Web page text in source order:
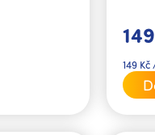
Měrná
cena:
149 Kč